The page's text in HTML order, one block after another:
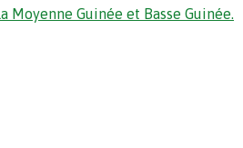
Guinée et Basse Guinée.